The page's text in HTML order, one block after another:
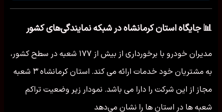
📊 جایگاه استان کرمانشاه در شبکه نمایندگی‌های کشور
مدیران خودرو با برخورداری از بیش از ۱۷۷ شعبه در سطح کشور،
به مشتریان خود خدمات ارائه می کند. استان کرمانشاه ۳ شعبه
مجاز از این شرکت را دارا می باشد. نمودار زیر وضعیت تراکم
شعبه ها در استان ها را نشان می‌دهد